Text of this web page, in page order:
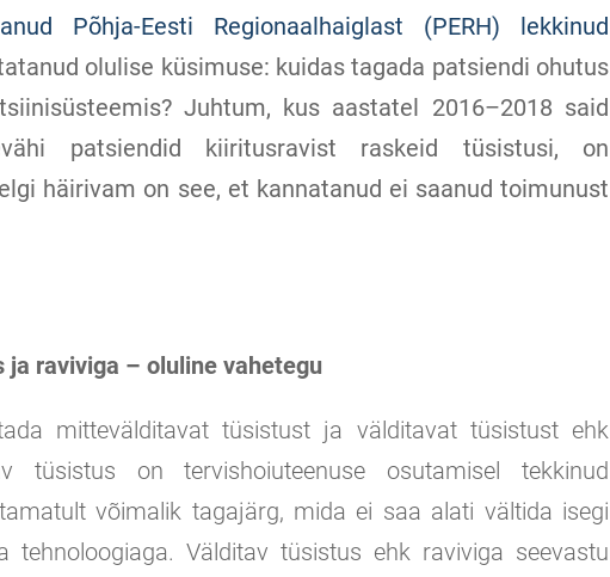
Põhja-Eesti Regionaalhaiglast (PERH) lekkinud
olulise küsimuse: kuidas tagada patsiendi ohutus
Juhtum, kus aastatel 2016–2018 said
patsiendid kiiritusravist raskeid tüsistusi, on
häirivam on see, et kannatanud ei saanud toimunust
raviviga – oluline vahetegu
mittevälditavat tüsistust ja välditavat tüsistust ehk
tüsistus on tervishoiuteenuse osutamisel tekkinud
võimalik tagajärg, mida ei saa alati vältida isegi
tehnoloogiaga. Välditav tüsistus ehk raviviga seevastu